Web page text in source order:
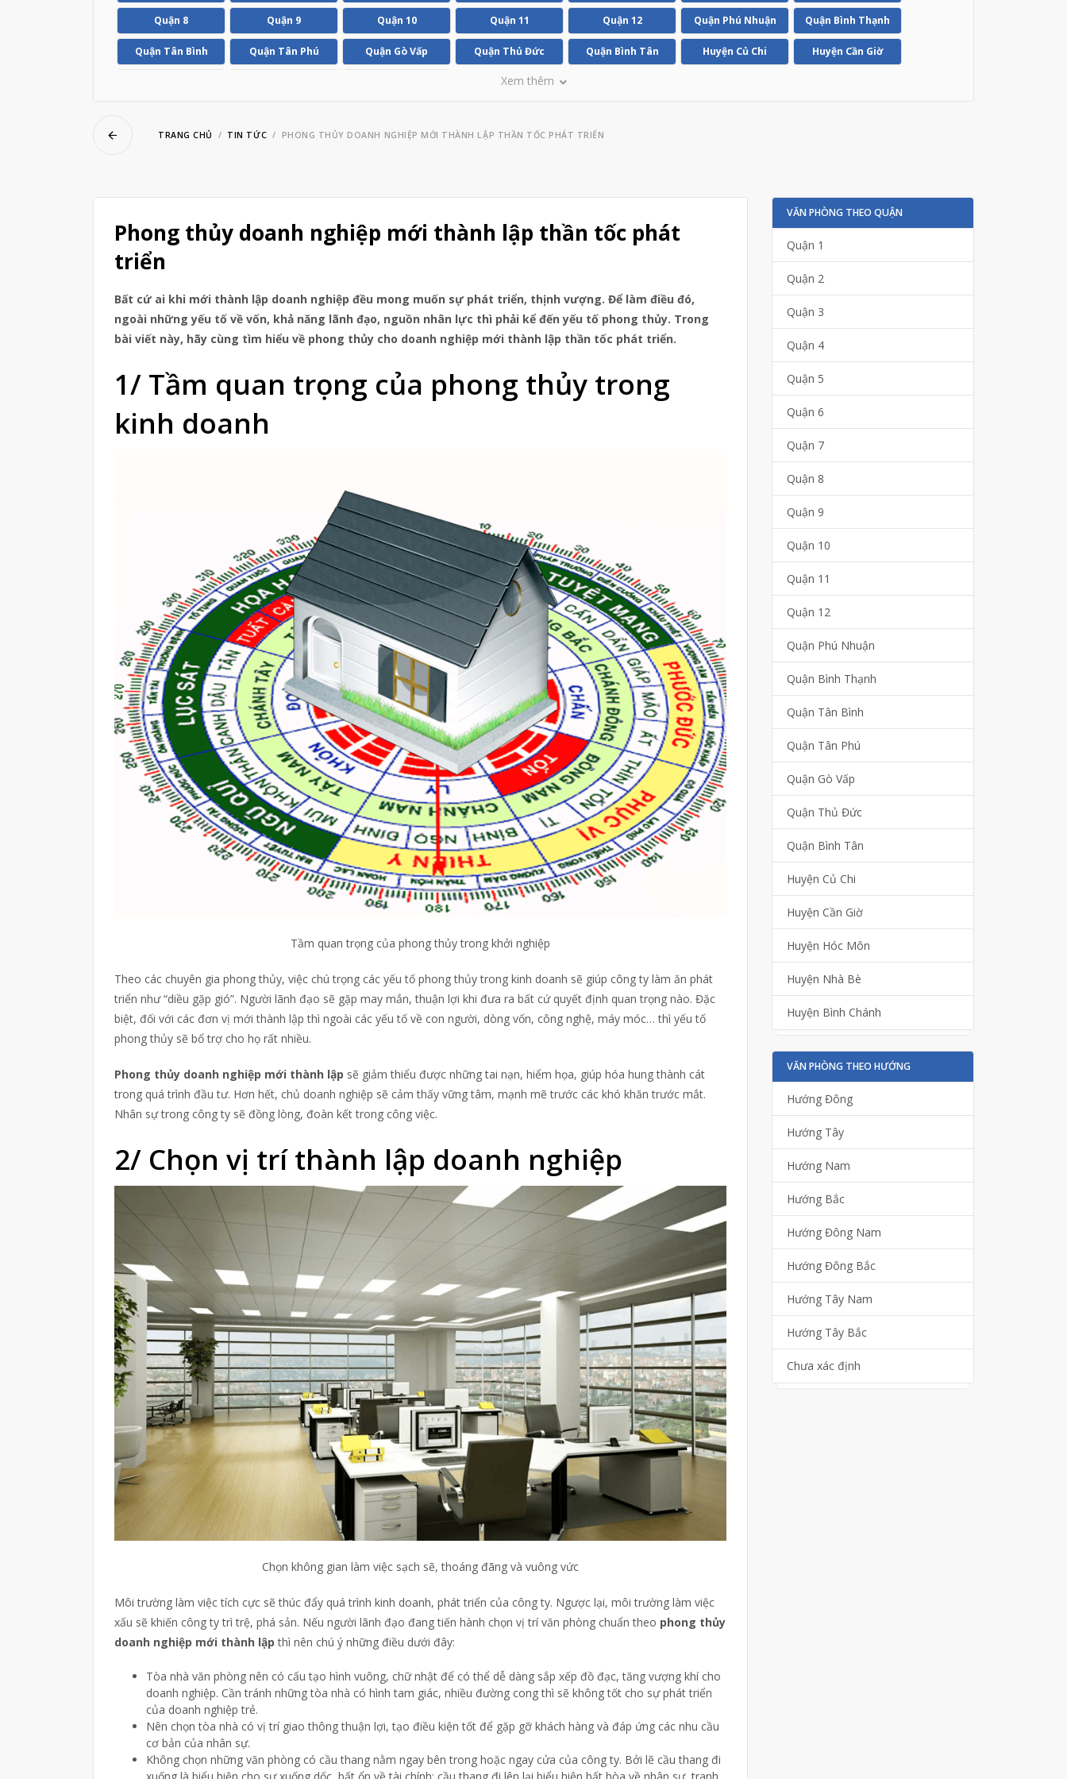
Quận 8 Quận 9 Quận 10 Quận 11 Quận 12 Quận Phú Nhuận Quận Bình Thạnh
Quận Tân Bình Quận Tân Phú Quận Gò Vấp Quận Thủ Đức Quận Bình Tân Huyện Củ Chi Huyện Cần Giờ
Xem thêm
TRANG CHỦ TIN TỨC PHONG THỦY DOANH NGHIỆP MỚI THÀNH LẬP THẦN TỐC PHÁT TRIỂN
Phong thủy doanh nghiệp mới thành lập thần tốc phát
triển
Bất cứ ai khi mới thành lập doanh nghiệp đều mong muốn sự phát triển, thịnh vượng. Để làm điều đó,
ngoài những yếu tố về vốn, khả năng lãnh đạo, nguồn nhân lực thì phải kể đến yếu tố phong thủy. Trong
bài viết này, hãy cùng tìm hiểu về phong thủy cho doanh nghiệp mới thành lập thần tốc phát triển.
1/ Tầm quan trọng của phong thủy trong
kinh doanh
Tầm quan trọng của phong thủy trong khởi nghiệp
Theo các chuyên gia phong thủy, việc chú trọng các yếu tố phong thủy trong kinh doanh sẽ giúp công ty làm ăn phát
triển như “diều gặp gió”. Người lãnh đạo sẽ gặp may mắn, thuận lợi khi đưa ra bất cứ quyết định quan trọng nào. Đặc
biệt, đối với các đơn vị mới thành lập thì ngoài các yếu tố về con người, dòng vốn, công nghệ, máy móc… thì yếu tố
phong thủy sẽ bổ trợ cho họ rất nhiều.
Phong thủy doanh nghiệp mới thành lập sẽ giảm thiểu được những tai nạn, hiểm họa, giúp hóa hung thành cát
trong quá trình đầu tư. Hơn hết, chủ doanh nghiệp sẽ cảm thấy vững tâm, mạnh mẽ trước các khó khăn trước mắt.
Nhân sự trong công ty sẽ đồng lòng, đoàn kết trong công việc.
2/ Chọn vị trí thành lập doanh nghiệp
Chọn không gian làm việc sạch sẽ, thoáng đãng và vuông vức
Môi trường làm việc tích cực sẽ thúc đẩy quá trình kinh doanh, phát triển của công ty. Ngược lại, môi trường làm việc
xấu sẽ khiến công ty trì trệ, phá sản. Nếu người lãnh đạo đang tiến hành chọn vị trí văn phòng chuẩn theo phong thủy
doanh nghiệp mới thành lập thì nên chú ý những điều dưới đây:
Tòa nhà văn phòng nên có cấu tạo hình vuông, chữ nhật để có thể dễ dàng sắp xếp đồ đạc, tăng vượng khí cho
doanh nghiệp. Cần tránh những tòa nhà có hình tam giác, nhiều đường cong thì sẽ không tốt cho sự phát triển
của doanh nghiệp trẻ.
Nên chọn tòa nhà có vị trí giao thông thuận lợi, tạo điều kiện tốt để gặp gỡ khách hàng và đáp ứng các nhu cầu
cơ bản của nhân sự.
Không chọn những văn phòng có cầu thang nằm ngay bên trong hoặc ngay cửa của công ty. Bởi lẽ cầu thang đi
VĂN PHÒNG THEO QUẬN
Quận 1
Quận 2
Quận 3
Quận 4
Quận 5
Quận 6
Quận 7
Quận 8
Quận 9
Quận 10
Quận 11
Quận 12
Quận Phú Nhuận
Quận Bình Thạnh
Quận Tân Bình
Quận Tân Phú
Quận Gò Vấp
Quận Thủ Đức
Quận Bình Tân
Huyện Củ Chi
Huyện Cần Giờ
Huyện Hóc Môn
Huyện Nhà Bè
Huyện Bình Chánh
VĂN PHÒNG THEO HƯỚNG
Hướng Đông
Hướng Tây
Hướng Nam
Hướng Bắc
Hướng Đông Nam
Hướng Đông Bắc
Hướng Tây Nam
Hướng Tây Bắc
Chưa xác định